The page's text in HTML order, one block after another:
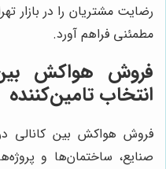
رضایت مشتریان را در بازار
مطمئنی فراهم آورد.
فروش هواکش بین
انتخاب تامین‌کننده
فروش هواکش بین کانالی در
صنایع، ساختمان‌ها و